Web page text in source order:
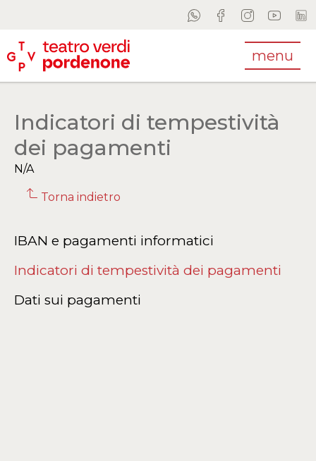
menu
Indicatori di tempestività
dei pagamenti
N/A
Torna indietro
IBAN e pagamenti informatici
Indicatori di tempestività dei pagamenti
Dati sui pagamenti